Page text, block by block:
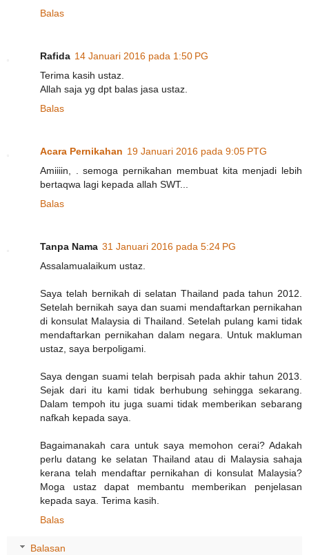
Balas
Rafida 14 Januari 2016 pada 1:50 PG
Terima kasih ustaz.
Allah saja yg dpt balas jasa ustaz.
Balas
Acara Pernikahan 19 Januari 2016 pada 9:05 PTG
Amiiiin, . semoga pernikahan membuat kita menjadi lebih
bertaqwa lagi kepada allah SWT...
Balas
Tanpa Nama 31 Januari 2016 pada 5:24 PG
Assalamualaikum ustaz.
Saya telah bernikah di selatan Thailand pada tahun 2012.
Setelah bernikah saya dan suami mendaftarkan pernikahan
di konsulat Malaysia di Thailand. Setelah pulang kami tidak
mendaftarkan pernikahan dalam negara. Untuk makluman
ustaz, saya berpoligami.
Saya dengan suami telah berpisah pada akhir tahun 2013.
Sejak dari itu kami tidak berhubung sehingga sekarang.
Dalam tempoh itu juga suami tidak memberikan sebarang
nafkah kepada saya.
Bagaimanakah cara untuk saya memohon cerai? Adakah
perlu datang ke selatan Thailand atau di Malaysia sahaja
kerana telah mendaftar pernikahan di konsulat Malaysia?
Moga ustaz dapat membantu memberikan penjelasan
kepada saya. Terima kasih.
Balas
Balasan